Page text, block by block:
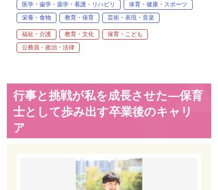
医学・歯学・薬学・看護・リハビリ
体育・健康・スポーツ
栄養・食物
教育・保育 芸術・表現・音楽
福祉・介護 教育・文化
保育・こども
公務員・政治・法律
行事と挑戦が私を成長させた―保育
士として歩み出す卒業後のキャリ
ア